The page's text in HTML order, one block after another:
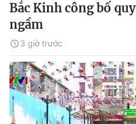
Bắc Kinh công bố
ngầm
3 giờ trước